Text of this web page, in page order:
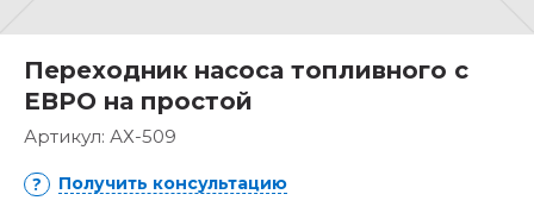
Переходник насоса топливного с
ЕВРО на простой
Артикул: АХ-509
Получить консультацию